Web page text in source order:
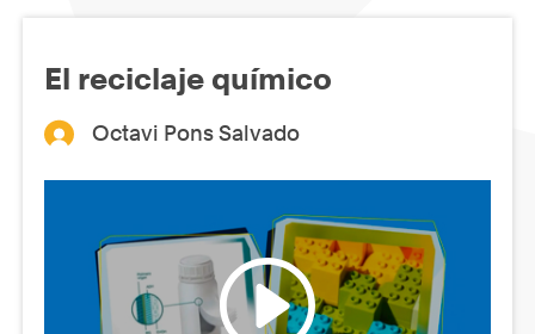
El reciclaje químico
Octavi Pons Salvado